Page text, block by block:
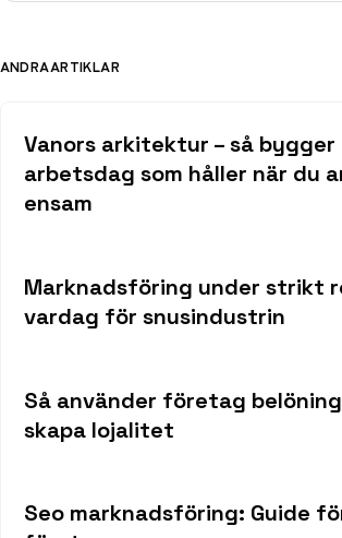
ANDRA ARTIKLAR
Vanors arkitektur – så bygger
arbetsdag som håller när du
ensam
Marknadsföring under strikt
vardag för snusindustrin
Så använder företag
skapa lojalitet
Seo marknadsföring: Guide